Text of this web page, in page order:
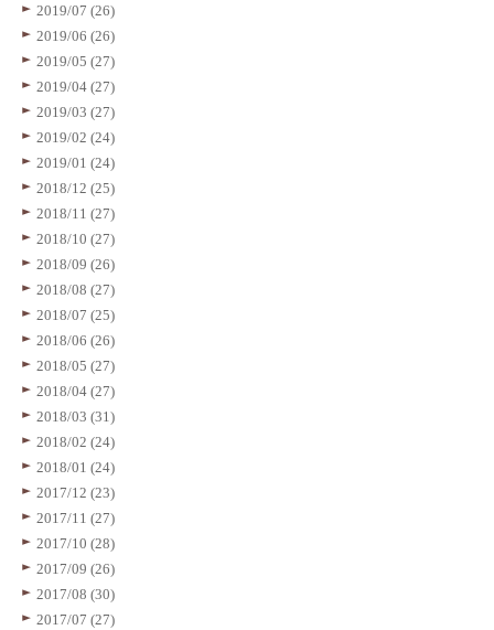
2019/07 (26)
2019/06 (26)
2019/05 (27)
2019/04 (27)
2019/03 (27)
2019/02 (24)
2019/01 (24)
2018/12 (25)
2018/11 (27)
2018/10 (27)
2018/09 (26)
2018/08 (27)
2018/07 (25)
2018/06 (26)
2018/05 (27)
2018/04 (27)
2018/03 (31)
2018/02 (24)
2018/01 (24)
2017/12 (23)
2017/11 (27)
2017/10 (28)
2017/09 (26)
2017/08 (30)
2017/07 (27)